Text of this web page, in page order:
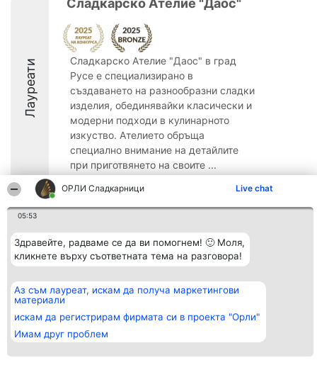
ОРЛИ Сладкарници Live chat
05:53
Здравейте, радваме се да ви помогнем! 🙂 Моля,
кликнете върху съответната тема на разговора!
Аз съм лауреат, искам да получа маркетингови
материали
искам да регистрирам фирмата си в проекта "Орли"
Имам друг проблем
Лауреати
Сладкарско Ателие "Даос"
Сладкарско Ателие "Даос" в град
Русе е специализирано в
създаването на разнообразни сладки
изделия, обединявайки класически и
модерни подходи в кулинарното
изкуство. Ателието обръща
специално внимание на детайлите
при приготвянето на своите ...
8.8
Организатор на
класиране
Beautiful Company S.R.L.
Sus Nr. 2, Bl. A30, Sc. A, Et.
4, Ap. 13
București 53-238
CUI 36737675
Класация
Списък на
победители
Правила
Политика за
Контакти